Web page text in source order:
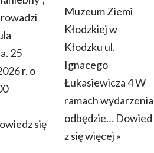
25
r. o
się
Muzeum Ziemi
Kłodzkiej w
Kłodzku ul.
Ignacego
Łukasiewicza 4 W
ramach wydarzenia
odbędzie… Dowied
z się więcej »